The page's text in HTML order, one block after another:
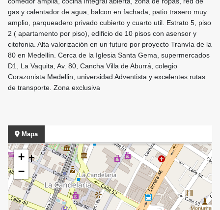
gas y calentador de agua, balcon en fachada, patio trasero muy
amplio, parqueadero privado cubierto y cuarto util. Estrato 5, piso
2 ( apartamento por piso), edificio de 10 pisos con asensor y
citofonia. Alta valorización en un futuro por proyecto Tranvía de la
80 en Medellín. Cerca de la Iglesia Santa Gema, supermercados
D1, La Vaquita, Av. 80, Cancha Villa de Aburrá, colegio
Corazonista Medellin, universidad Adventista y excelentes rutas
de transporte. Zona exclusiva
Mapa
+
−